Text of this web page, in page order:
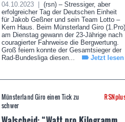
04.10.2023 |
(rsn) – Stressiger, aber
erfolgreicher Tag der Deutschen Einheit
für Jakob Geßner und sein Team Lotto –
Kern Haus. Beim Münsterland Giro (1.Pro)
am Dienstag gewann der 23-Jährige nach
couragierter Fahrweise die Bergwertung.
Groß feiern konnte der Gesamtsieger der
Rad-Bundesliga diesen...
Jetzt lesen
Münsterland Giro einen Tick zu
schwer